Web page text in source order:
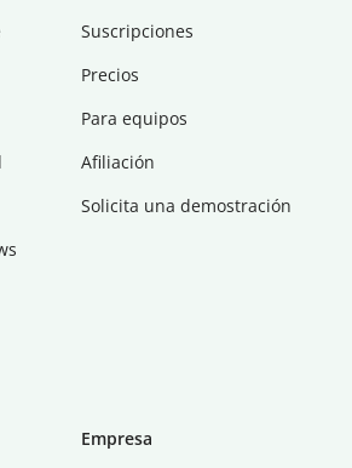
Suscripciones
Precios
Para equipos
Afiliación
Solicita una demostración
Empresa